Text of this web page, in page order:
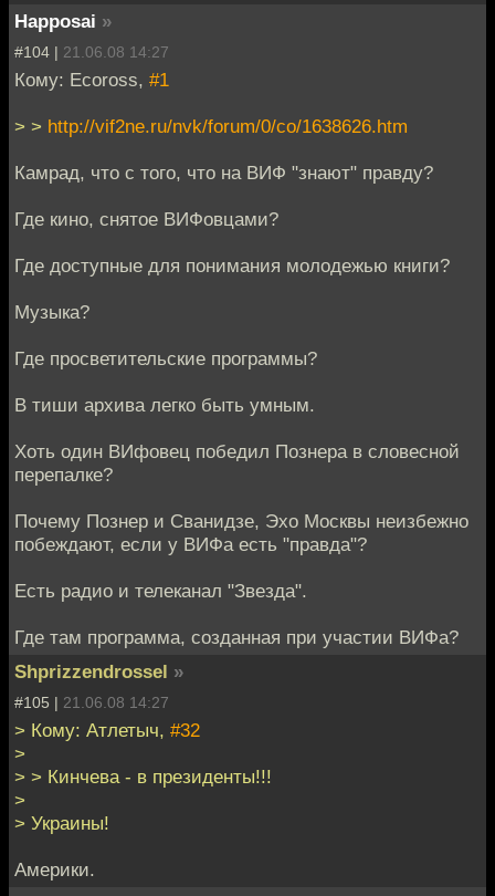
Happosai »
#104 | 21.06.08 14:27
Кому: Ecoross, #1
> > http://vif2ne.ru/nvk/forum/0/co/1638626.htm
Камрад, что с того, что на ВИФ "знают" правду?
Где кино, снятое ВИФовцами?
Где доступные для понимания молодежью книги?
Музыка?
Где просветительские программы?
В тиши архива легко быть умным.
Хоть один ВИфовец победил Познера в словесной
перепалке?
Почему Познер и Сванидзе, Эхо Москвы неизбежно
побеждают, если у ВИФа есть "правда"?
Есть радио и телеканал "Звезда".
Где там программа, созданная при участии ВИФа?
Shprizzendrossel »
#105 | 21.06.08 14:27
> Кому: Атлетыч, #32
>
> > Кинчева - в президенты!!!
>
> Украины!
Америки.